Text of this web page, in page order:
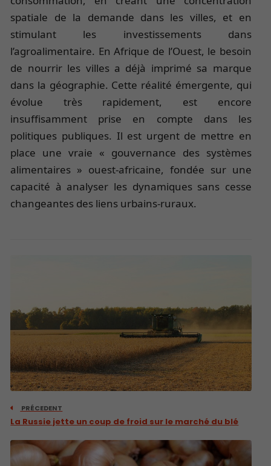
spatiale de la demande dans les villes, et en
stimulant les investissements dans
l’agroalimentaire. En Afrique de l’Ouest, le besoin
de nourrir les villes a déjà imprimé sa marque
dans la géographie. Cette réalité émergente, qui
évolue très rapidement, est encore
insuffisamment prise en compte dans les
politiques publiques. Il est urgent de mettre en
place une vraie « gouvernance des systèmes
alimentaires » ouest-africaine, fondée sur une
capacité à analyser les dynamiques sans cesse
changeantes des liens urbains-ruraux.
PRÉCEDENT
La Russie jette un coup de froid sur le marché du blé